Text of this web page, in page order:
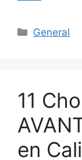
Categories
General
11
en